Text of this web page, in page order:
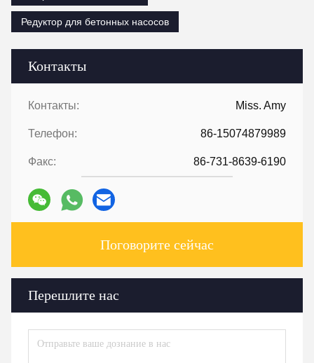
Контакты
Контакты: Miss. Amy
Телефон: 86-15074879989
Факс: 86-731-8639-6190
Поговорите сейчас
Перешлите нас
Редуктор для бетонных насосов